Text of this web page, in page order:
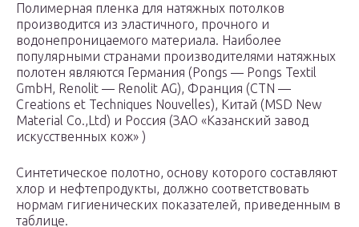
Полимерная пленка для натяжных потолков
производится из эластичного, прочного и
водонепроницаемого материала. Наиболее
популярными странами производителями натяжных
полотен являются Германия (Pongs — Pongs Textil
GmbH, Renolit — Renolit AG), Франция (CTN —
Creations et Techniques Nouvelles), Китай (MSD New
Material Co.,Ltd) и Россия (ЗАО «Казанский завод
искусственных кож» )
Синтетическое полотно, основу которого составляют
хлор и нефтепродукты, должно соответствовать
нормам гигиенических показателей, приведенным в
таблице.